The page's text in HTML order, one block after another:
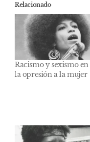
Relacionado
Racismo y sexismo en
la opresión a la mujer